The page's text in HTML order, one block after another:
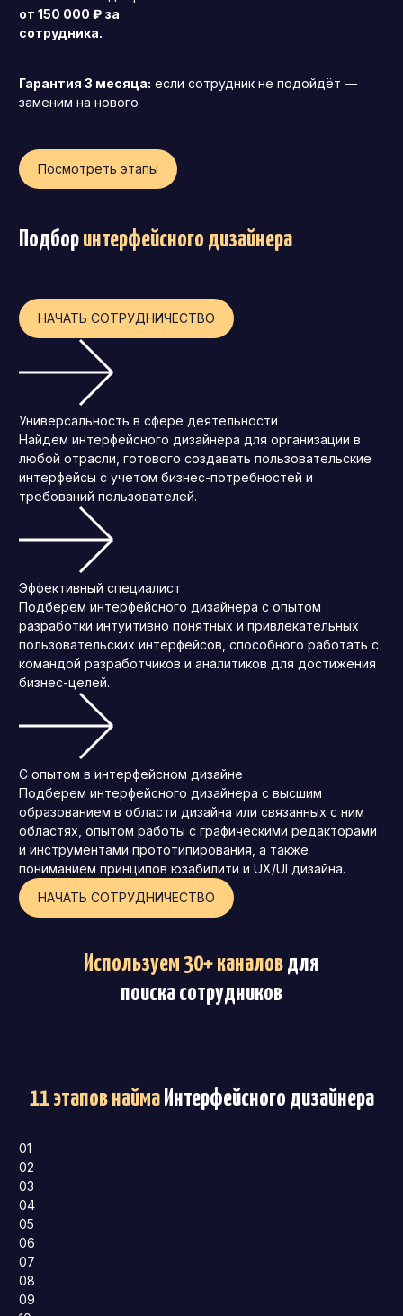
Операционный директор (COO)
Директор по стратегическому развитию
Мировой HR
от 150 000 ₽ за
сотрудника.
Гарантия 3 месяца: если сотрудник не подойдёт —
заменим на нового
Посмотреть этапы
Подборинтерфейсного дизайнера
НАЧАТЬ СОТРУДНИЧЕСТВО
Универсальность в сфере деятельности
Найдем интерфейсного дизайнера для организации в
любой отрасли, готового создавать пользовательские
интерфейсы с учетом бизнес-потребностей и
требований пользователей.
Эффективный специалист
Подберем интерфейсного дизайнера с опытом
разработки интуитивно понятных и привлекательных
пользовательских интерфейсов, способного работать с
командой разработчиков и аналитиков для достижения
бизнес-целей.
С опытом в интерфейсном дизайне
Подберем интерфейсного дизайнера с высшим
образованием в области дизайна или связанных с ним
областях, опытом работы с графическими редакторами
и инструментами прототипирования, а также
пониманием принципов юзабилити и UX/UI дизайна.
НАЧАТЬ СОТРУДНИЧЕСТВО
Используем 30+ каналовдля
поиска сотрудников
11 этапов найма Интерфейсного дизайнера
01
02
03
04
05
06
07
08
09